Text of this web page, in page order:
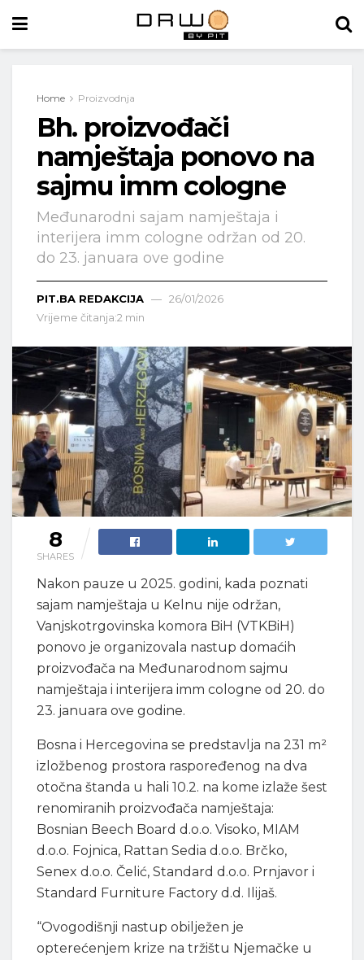
Home Proizvodnja
Bh. proizvođači
namještaja ponovo na
sajmu imm cologne
Međunarodni sajam namještaja i
interijera imm cologne održan od 20.
do 23. januara ove godine
PIT.BA REDAKCIJA
26/01/2026
Vrijeme čitanja:2 min
8
SHARES
Nakon pauze u 2025. godini, kada poznati
sajam namještaja u Kelnu nije održan,
Vanjskotrgovinska komora BiH (VTKBiH)
ponovo je organizovala nastup domaćih
proizvođača na Međunarodnom sajmu
namještaja i interijera imm cologne od 20. do
23. januara ove godine.
Bosna i Hercegovina se predstavlja na 231 m²
izložbenog prostora raspoređenog na dva
otočna štanda u hali 10.2. na kome izlaže šest
renomiranih proizvođača namještaja:
Bosnian Beech Board d.o.o. Visoko, MIAM
d.o.o. Fojnica, Rattan Sedia d.o.o. Brčko,
Senex d.o.o. Čelić, Standard d.o.o. Prnjavor i
Standard Furniture Factory d.d. Ilijaš.
“Ovogodišnji nastup obilježen je
opterećenjem krize na tržištu Njemačke u